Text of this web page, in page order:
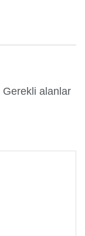
Gerekli alanlar